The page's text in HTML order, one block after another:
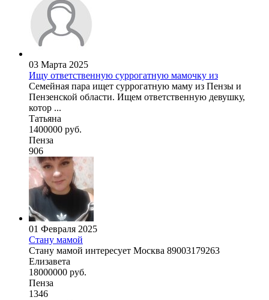
03 Марта 2025
Ищу ответственную суррогатную мамочку из
Семейная пара ищет суррогатную маму из Пензы и
Пензенской области. Ищем ответственную девушку,
котор ...
Татьяна
1400000 руб.
Пенза
906
01 Февраля 2025
Стану мамой
Стану мамой интересует Москва 89003179263
Елизавета
18000000 руб.
Пенза
1346